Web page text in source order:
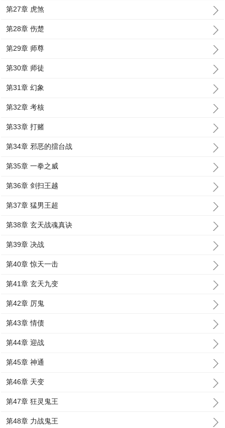
第27章 虎煞
第28章 伤楚
第29章 师尊
第30章 师徒
第31章 幻象
第32章 考核
第33章 打赌
第34章 邪恶的擂台战
第35章 一拳之威
第36章 剑扫王越
第37章 猛男王超
第38章 玄天战魂真诀
第39章 决战
第40章 惊天一击
第41章 玄天九变
第42章 厉鬼
第43章 情债
第44章 迎战
第45章 神通
第46章 天变
第47章 狂灵鬼王
第48章 力战鬼王